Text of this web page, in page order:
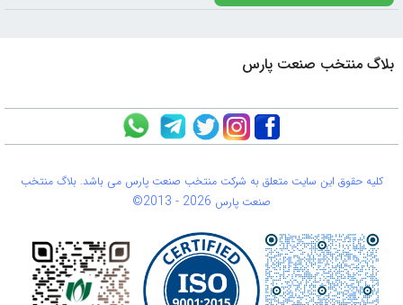
0
بلاگ منتخب صنعت پارس
کلیه حقوق این سایت متعلق به شرکت منتخب صنعت پارس می باشد. بلاگ منتخب
صنعت پارس
©2013 - 2026